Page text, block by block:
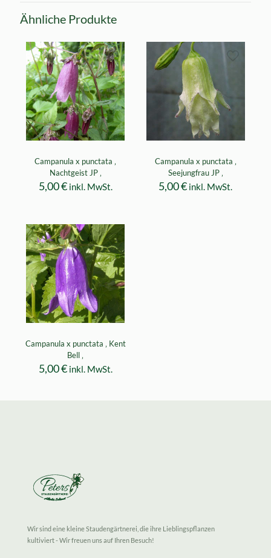
Ähnliche Produkte
Campanula x punctata ‚
Nachtgeist JP ‚
5,00€ inkl. MwSt.
Campanula x punctata ‚
Seejungfrau JP ‚
5,00€ inkl. MwSt.
Campanula x punctata ‚ Kent
Bell ‚
5,00€ inkl. MwSt.
Wir sind eine kleine Staudengärtnerei, die ihre Lieblingspflanzen
kultiviert - Wir freuen uns auf Ihren Besuch!